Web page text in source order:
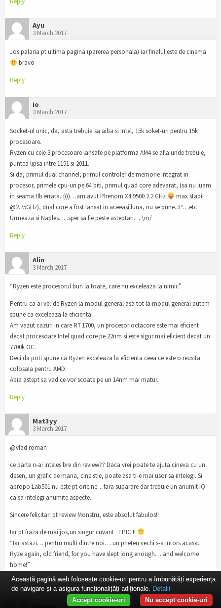
Ayu
3 March 2017
Jos palaria pt ultima pagina (parerea personala) iar finalul este de cinema
bravo
Reply
io
3 March 2017
Socket-ul unic, da, asta trebuia sa aiba si Intel, 15k soket-uri pentru 15k
procesoare.
Ryzen cu cele 3 procesoare lansate pe platforma AM4 se afla unde trebuie,
puntea lipsa intre 1151 si 2011.
Si da, primul dual channel, primul controler de memorie integrat in
procesor, primele cpu-uri pe 64 biti, primul quad core adevarat, (sa nu luam
in seama tlb errata..:)))…am avut Phenom X4 9500 2.2 GHz
max stabil
@2.75GHz), dual core a fost lansat in aceeasi luna, nu se pune..:P…etc
Urmeaza si Naples…..sper sa fie peste asteptari….\m/
Reply
Alin
3 March 2017
“Ryzen este procesorul bun la toate, care nu exceleaza la nimic”
Pentru ca ai vb. de Ryzen la modul general asa tot la modul general putem
spune ca exceleaza la eficienta.
Am vazut cazuri in care R7 1700, un procesor octacore este mai eficient
decat procesoare Intel quad core pe 22nm si este sigur mai eficient decat un
7700k OC.
Deci da poti spune ca Ryzen exceleaza la eficienta ceea ce este o reusita
colosala pentru AMD.
Abia astept sa vad ce vor scoate pe un 14nm mai matur.
Reply
Mat3yy
3 March 2017
@vlad roman
ce parte n-ai inteles bre din review?? Daca vrei poate te ajuta cineva cu un
desen, un grafic de mana, cine stie, poate asa ti-e mai usor sa intelegi. Si
apropo Lab501 nu este pt oricine…fara suparare dar trebuie un anumit IQ
ca sa intelegi anumite aspecte.
Sincere felicitari pt review Monstru, este absolut fabulos!!
Iar pt fraza de mai jos,un singur cuvant : EPIC !!
“Iar astazi… pentru multi dintre noi… un prieten vechi s-a intors acasa.
Ryze again, old friend, for you have slept long enough… and welcome
home!”
Reply
Această pagină web folosește cookie-uri pentru a îmbunătăți experiența
de navigare și a asigura funcționalițăți adiționale. Detalii
Nu accept cookie-uri
Accept cookie-uri